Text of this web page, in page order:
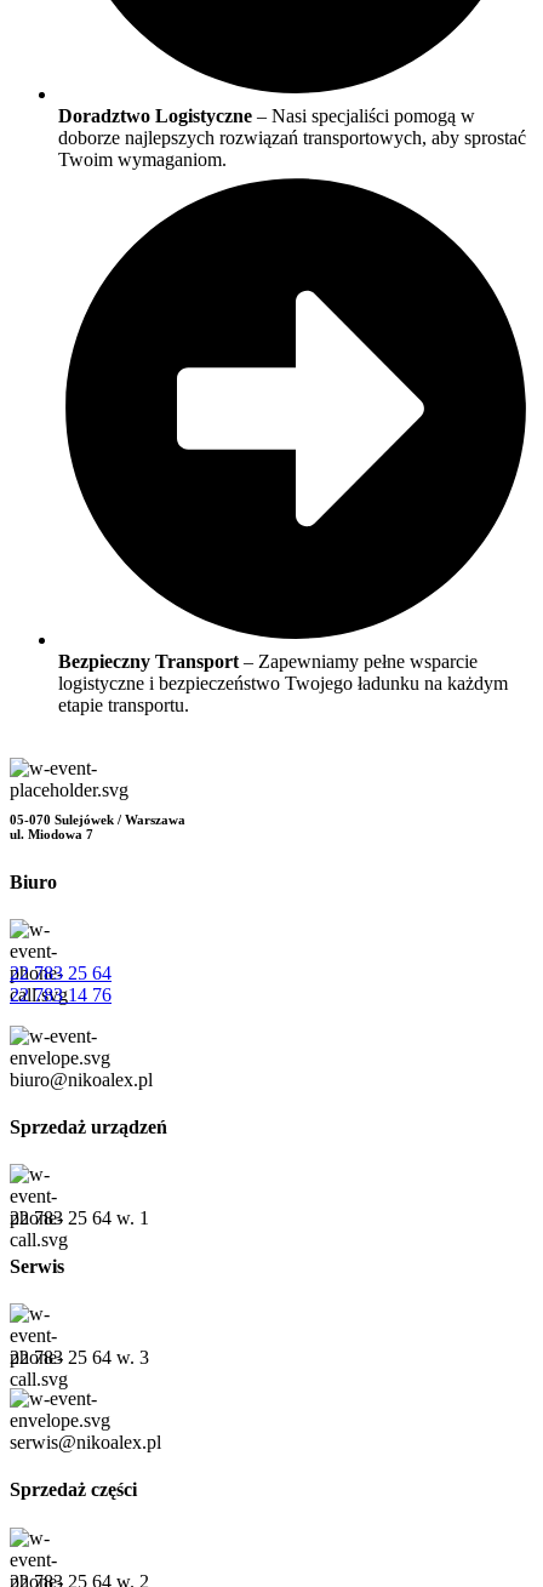
Doradztwo Logistyczne – Nasi specjaliści pomogą w
doborze najlepszych rozwiązań transportowych, aby sprostać
Twoim wymaganiom.
Bezpieczny Transport – Zapewniamy pełne wsparcie
logistyczne i bezpieczeństwo Twojego ładunku na każdym
etapie transportu.
05-070 Sulejówek / Warszawa
ul. Miodowa 7
Biuro
22 783 25 64
22 783 14 76
biuro@nikoalex.pl
Sprzedaż urządzeń
22 783 25 64 w. 1
Serwis
22 783 25 64 w. 3
serwis@nikoalex.pl
Sprzedaż części
22 783 25 64 w. 2